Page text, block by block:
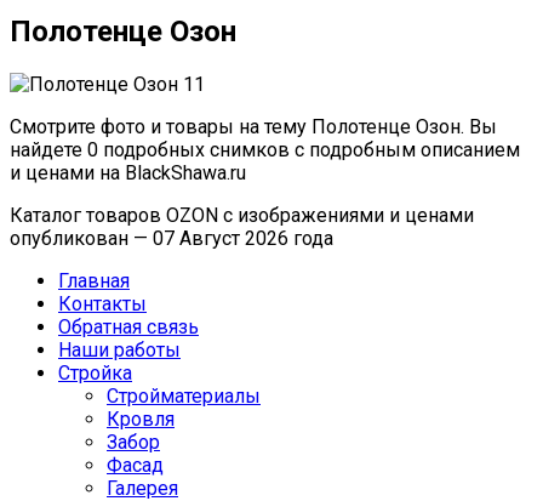
Полотенце Озон
Смотрите фото и товары на тему Полотенце Озон. Вы
найдете 0 подробных снимков с подробным описанием
и ценами на BlackShawa.ru
Каталог товаров OZON с изображениями и ценами
опубликован — 07 Август 2026 года
Главная
Контакты
Обратная связь
Наши работы
Стройка
Стройматериалы
Кровля
Забор
Фасад
Галерея